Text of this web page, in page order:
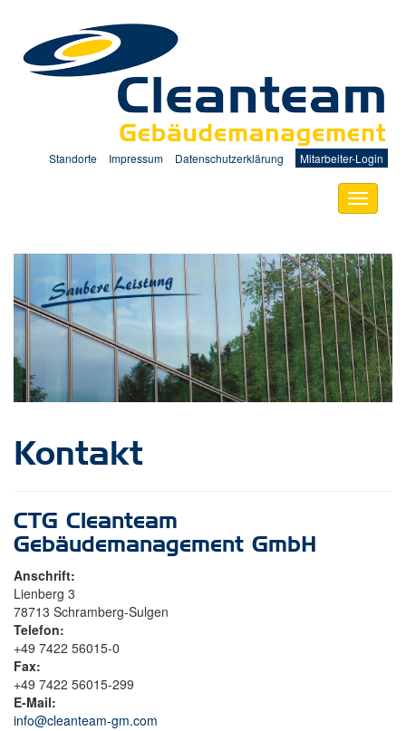
Standorte Impressum Datenschutzerklärung Mitarbeiter-Login
Toggle
Kontakt
CTG Cleanteam
Gebäudemanagement GmbH
Anschrift:
Lienberg 3
78713 Schramberg-Sulgen
Telefon:
+49 7422 56015-0
Fax:
+49 7422 56015-299
E-Mail:
info@cleanteam-gm.com